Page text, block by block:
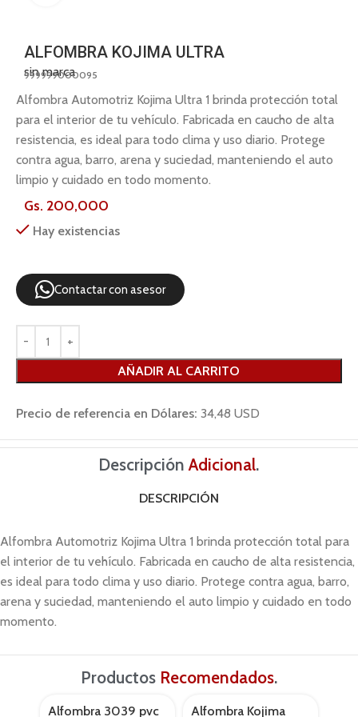
ALFOMBRA KOJIMA ULTRA
sin marca
999999000095
Alfombra Automotriz Kojima Ultra 1 brinda protección total
para el interior de tu vehículo. Fabricada en caucho de alta
resistencia, es ideal para todo clima y uso diario. Protege
contra agua, barro, arena y suciedad, manteniendo el auto
limpio y cuidado en todo momento.
Gs. 200,000
Hay existencias
Contactar con asesor
AÑADIR AL CARRITO
Precio de referencia en Dólares: 34,48 USD
DescripciónAdicional.
DESCRIPCIÓN
Alfombra Automotriz Kojima Ultra 1 brinda protección total para
el interior de tu vehículo. Fabricada en caucho de alta resistencia,
es ideal para todo clima y uso diario. Protege contra agua, barro,
arena y suciedad, manteniendo el auto limpio y cuidado en todo
momento.
Productos Recomendados.
Alfombra 3039 pvc Alfombra Kojima